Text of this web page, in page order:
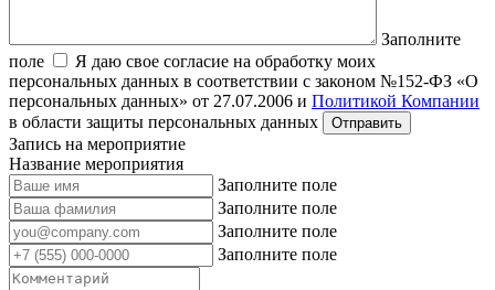
Заполните
поле
Я даю свое согласие на обработку моих
персональных данных в соответствии с законом №152-ФЗ «О
персональных данных» от 27.07.2006 и Политикой Компании
в области защиты персональных данных
Запись на мероприятие
Название мероприятия
Заполните поле
Заполните поле
Заполните поле
Заполните поле